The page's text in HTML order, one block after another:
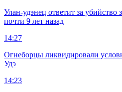
Улан-удэнец ответит за убийство
почти 9 лет назад
14:27
Огнеборцы ликвидировали
Удэ
14:23